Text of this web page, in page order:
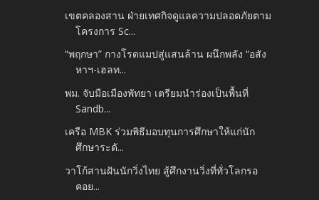
เขตคลองสาน ฝ่ายเทศกิจ​ดูแลความปลอดภัยตาม
โครงการ Sc...
“พฤกษา” กางโรดแมปสู่แสนล้าน ผนึกพลัง “อสัง
หาฯ-เฮลท...
พม. จับมือเมืองพัทยา เตรียมนำร่องเป็นพื้นที่
Sandb...
เครือ MBK ร่วมพิธีมอบทุนการศึกษาให้แก่นัก
ศึกษาระดั...
วาโก้สานฝันนักวิ่งไทย สู้ศึกงานวิ่งที่ทั่วโลกรอ
คอย...